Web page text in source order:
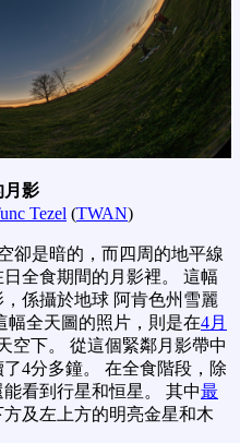
月影
Tezel (TWAN)
卻是暗的，而四周的地平線
全食期間的月影裡。 這幅
係攝於地球 阿肯色州雪麗
幅全天圖的照片，則是在4月
空下。 從這個緊鄰月影帶中
4分多鐘。 在全食階段，除
看到行星和恒星。 其中最
及左上方的明亮金星和木